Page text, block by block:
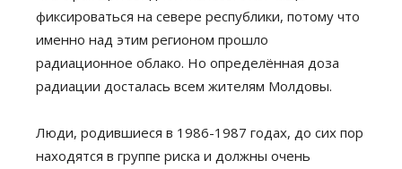
фиксироваться на севере республики, потому что
именно над этим регионом прошло
радиационное облако. Но определённая доза
радиации досталась всем жителям Молдовы.
Люди, родившиеся в 1986-1987 годах, до сих пор
находятся в группе риска и должны очень